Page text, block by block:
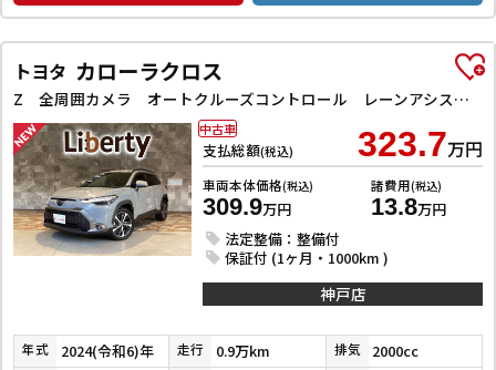
トヨタ カローラクロス
Z 全周囲カメラ オートクルーズコントロール レーンアシスト パワーシート 衝突被害軽減システム ナビ TV オートマチックハイビーム オートライト LEDヘッドランプ ヘッドライトウォッシャー
支払総額(税込) 323.7万円
車両本体価格(税込)
309.9万円
諸費用(税込)
13.8万円
法定整備：整備付
保証付 (1ヶ月・1000km )
中古車
神戸店
年式 2024(令和6)年 走行 0.9万km 排気 2000cc